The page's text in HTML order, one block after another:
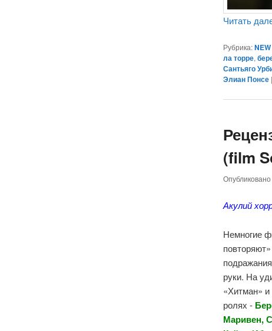
Читать
Рубрика:
ла торре,
Сантьяго
Элиан Понсе
(film
Акулий
Немногие
руки. На
«Хитман»
ролях -
Маривен,